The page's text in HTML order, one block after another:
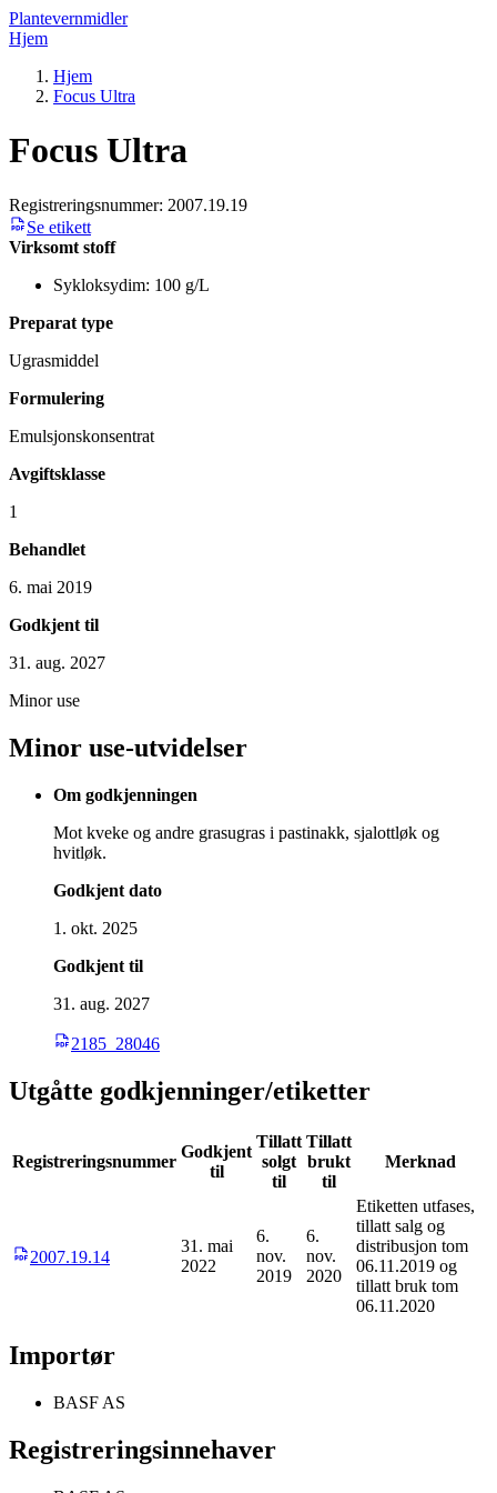
Plantevernmidler
Hjem
Hjem
Focus Ultra
Focus Ultra
Registreringsnummer: 2007.19.19
Se etikett
Virksomt stoff
Sykloksydim: 100 g/L
Preparat type
Ugrasmiddel
Formulering
Emulsjonskonsentrat
Avgiftsklasse
1
Behandlet
6. mai 2019
Godkjent til
31. aug. 2027
Minor use
Minor use-utvidelser
Om godkjenningen
Mot kveke og andre grasugras i pastinakk, sjalottløk og
hvitløk.
Godkjent dato
1. okt. 2025
Godkjent til
31. aug. 2027
2185_28046
Utgåtte godkjenninger/etiketter
Registreringsnummer
Godkjent
til
Tillatt
solgt
til
Tillatt
brukt
til
Merknad
2007.19.14
31. mai
2022
6.
nov.
2019
6.
nov.
2020
Etiketten utfases,
tillatt salg og
distribusjon tom
06.11.2019 og
tillatt bruk tom
06.11.2020
Importør
BASF AS
Registreringsinnehaver